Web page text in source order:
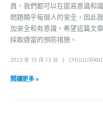
員，我們都可以在提高意識和
問題關乎每個人的安全，因此
加安全和有意識。希望這篇文
採取適當的預防措施。
2023 年 10 月 13 日
閱讀更多 »